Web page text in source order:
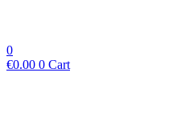
0
€0.00 0 Cart